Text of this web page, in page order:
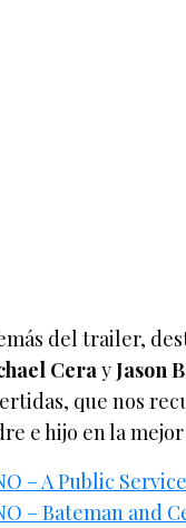
del trailer,
Cera yJason
que nos
e hijo en la
– A Public
– Bateman and